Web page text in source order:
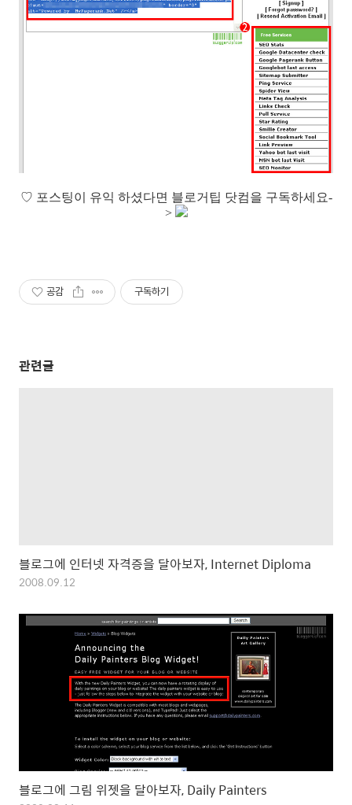
♡ 포스팅이 유익 하셨다면 블로거팁 닷컴을 구독하세요-
>
공감 구독하기
관련글
블로그에 인터넷 자격증을 달아보자, Internet Diploma
2008.09.12
블로그에 그림 위젯을 달아보자, Daily Painters